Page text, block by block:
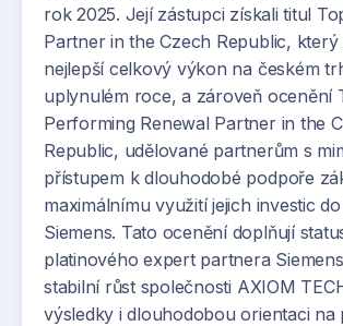
rok 2025. Její zástupci získali titul
Partner in the Czech Republic,
nejlepší celkový výkon na českém
uplynulém roce, a zároveň ocenění
Performing Renewal Partner in the
Republic, udělované partnerům s
přístupem k dlouhodobé podpoře
maximálnímu využití jejich investic
Siemens. Tato ocenění doplňují
platinového expert partnera
stabilní růst společnosti AXIOM
výsledky i dlouhodobou orientaci na